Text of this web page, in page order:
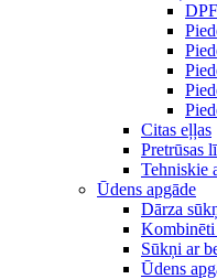
Citas eļļas
Pretrūsas
Tehniskie
Ūdens apgāde
Dārza
Kombinēti
Sūkņi ar
Ūdens